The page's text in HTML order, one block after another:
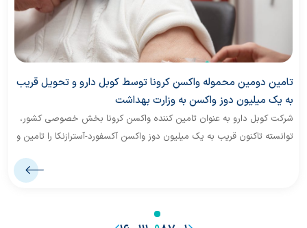
تامین دومین محموله واکسن کرونا توسط کوبل دارو و تحویل قریب
به یک میلیون دوز واکسن به وزارت بهداشت
شرکت کوبل دارو به عنوان تامین کننده واکسن کرونا بخش خصوصی کشور،
توانسته تاکنون قریب به یک میلیون دوز واکسن آکسفورد-آسترازنکا را تامین و